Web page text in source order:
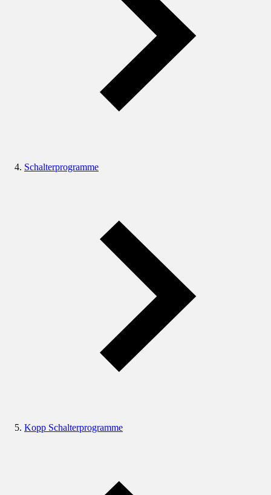
Schalterprogramme
Kopp Schalterprogramme